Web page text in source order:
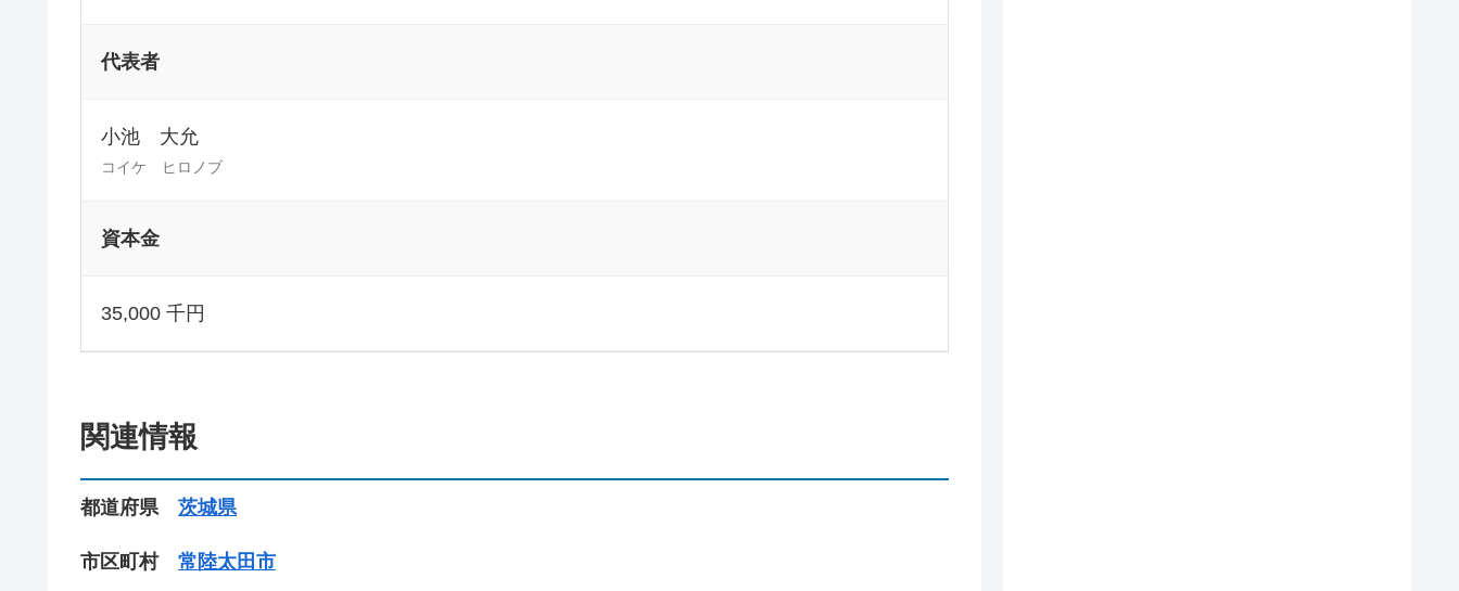
代表者
小池 大允
コイケ ヒロノブ
資本金
35,000 千円
関連情報
都道府県 茨城県
市区町村 常陸太田市